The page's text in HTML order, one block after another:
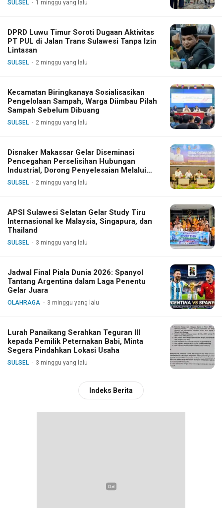
SULSEL 1 minggu yang lalu
DPRD Luwu Timur Soroti Dugaan Aktivitas
PT PUL di Jalan Trans Sulawesi Tanpa Izin
Lintasan
SULSEL 2 minggu yang lalu
Kecamatan Biringkanaya Sosialisasikan
Pengelolaan Sampah, Warga Diimbau Pilah
Sampah Sebelum Dibuang
SULSEL 2 minggu yang lalu
Disnaker Makassar Gelar Diseminasi
Pencegahan Perselisihan Hubungan
Industrial, Dorong Penyelesaian Melalui
Dialog
SULSEL 2 minggu yang lalu
APSI Sulawesi Selatan Gelar Study Tiru
Internasional ke Malaysia, Singapura, dan
Thailand
SULSEL 3 minggu yang lalu
Jadwal Final Piala Dunia 2026: Spanyol
Tantang Argentina dalam Laga Penentu
Gelar Juara
OLAHRAGA 3 minggu yang lalu
Lurah Panaikang Serahkan Teguran III
kepada Pemilik Peternakan Babi, Minta
Segera Pindahkan Lokasi Usaha
SULSEL 3 minggu yang lalu
Indeks Berita